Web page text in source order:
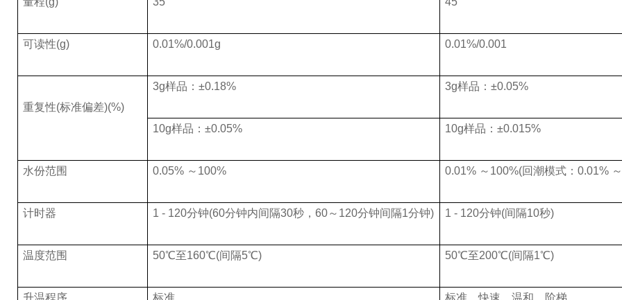
可读性(g) 0.01%/0.001g 0.01%/0.001
重复性(标准偏差)(%)
3g样品：±0.18% 3g样品：±0.05%
10g样品：±0.05% 10g样品：±0.015%
水份范围 0.05% ～100% 0.01% ～100%(回潮模式：0.01%
计时器 1 - 120分钟(60分钟内间隔30秒，60～120分钟间隔1分钟) 1 - 120分钟(间隔10秒)
温度范围 50℃至160℃(间隔5℃) 50℃至200℃(间隔1℃)
升温程序 标准 标准、快速、温和、阶梯